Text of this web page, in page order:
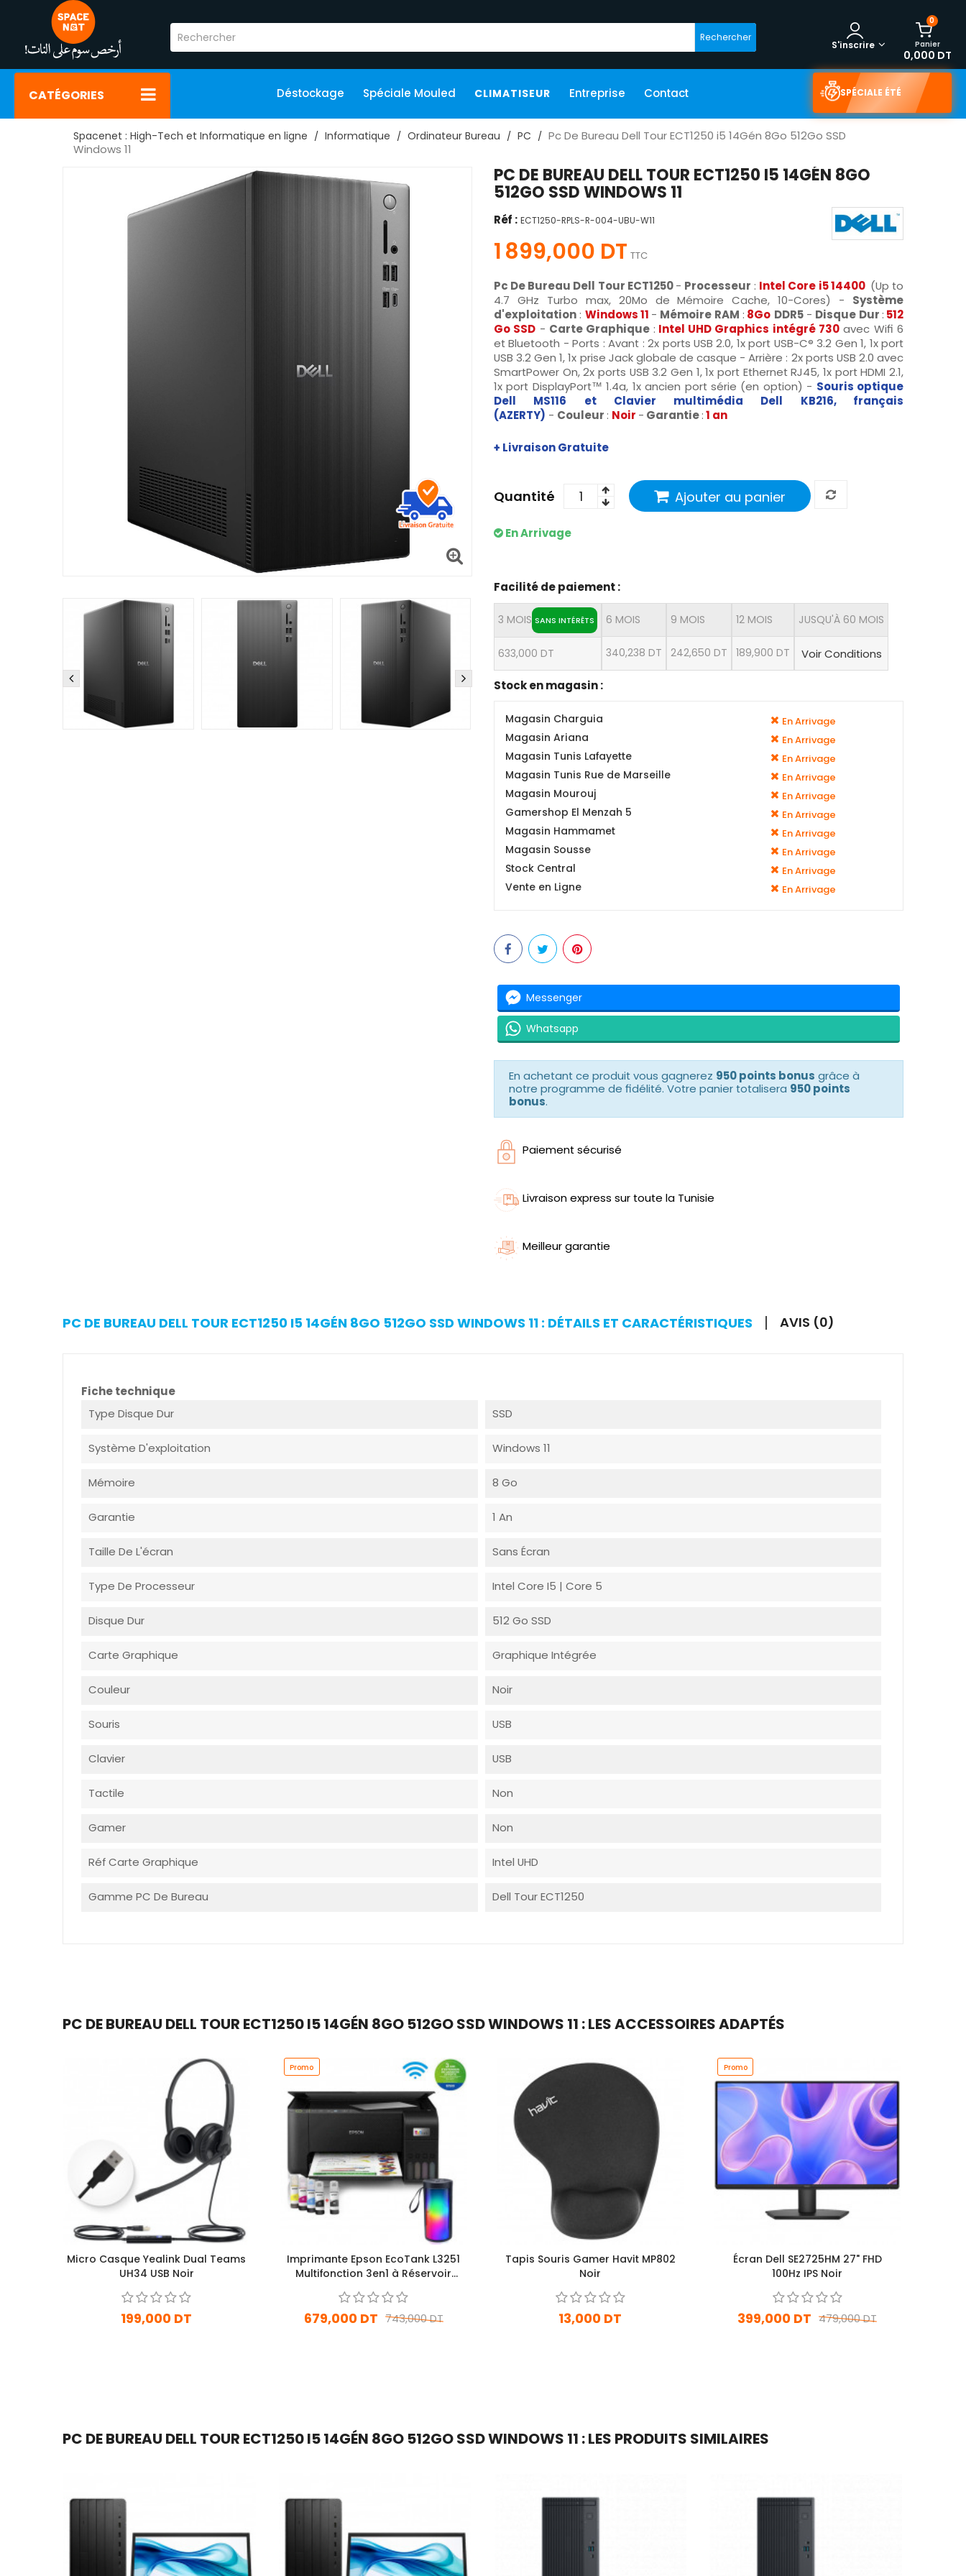
Rechercher
0
Panier
0,000 DT
S'inscrire
CATÉGORIES Déstockage Spéciale Mouled CLIMATISEUR Entreprise Contact SPÉCIALE ÉTÉ
Spacenet : High-Tech et Informatique en ligne Informatique Ordinateur Bureau PC
Pc De Bureau Dell Tour ECT1250 i5 14Gén 8Go 512Go SSD
Windows 11
PC DE BUREAU DELL TOUR ECT1250 I5 14GÉN 8GO
512GO SSD WINDOWS 11
Réf : ECT1250-RPLS-R-004-UBU-W11
1 899,000 DT TTC
Pc De Bureau Dell Tour ECT1250- Processeur : Intel Core i5 14400 (Up to
4.7 GHz Turbo max, 20Mo de Mémoire Cache, 10-Cores) - Système
d'exploitation : Windows 11 - Mémoire RAM : 8Go DDR5- Disque Dur : 512
Go SSD - Carte Graphique : Intel UHD Graphics intégré 730 avec Wifi 6
et Bluetooth - Ports : Avant : 2x ports USB 2.0, 1x port USB-C® 3.2 Gen 1, 1x port
USB 3.2 Gen 1, 1x prise Jack globale de casque - Arrière : 2x ports USB 2.0 avec
SmartPower On, 2x ports USB 3.2 Gen 1, 1x port Ethernet RJ45, 1x port HDMI 2.1,
1x port DisplayPort™ 1.4a, 1x ancien port série (en option) - Souris optique
Dell MS116 et Clavier multimédia Dell KB216, français
(AZERTY) - Couleur : Noir - Garantie:1 an
+ Livraison Gratuite
Quantité Ajouter au panier
En Arrivage
Facilité de paiement :
3 MOIS SANS INTÉRÊTS
633,000 DT
6 MOIS
340,238 DT
9 MOIS
242,650 DT
12 MOIS
189,900 DT
JUSQU'À 60 MOIS
Voir Conditions
Stock en magasin :
Magasin Charguia En Arrivage
Magasin Ariana En Arrivage
Magasin Tunis Lafayette En Arrivage
Magasin Tunis Rue de Marseille En Arrivage
Magasin Mourouj En Arrivage
Gamershop El Menzah 5 En Arrivage
Magasin Hammamet En Arrivage
Magasin Sousse En Arrivage
Stock Central En Arrivage
Vente en Ligne En Arrivage
Messenger
Whatsapp
En achetant ce produit vous gagnerez 950 points bonus grâce à
notre programme de fidélité. Votre panier totalisera 950 points
bonus.
Paiement sécurisé
Livraison express sur toute la Tunisie
Meilleur garantie
PC DE BUREAU DELL TOUR ECT1250 I5 14GÉN 8GO 512GO SSD WINDOWS 11 : DÉTAILS ET CARACTÉRISTIQUES AVIS (0)
Fiche technique
Type Disque Dur
SSD
Système D'exploitation Windows 11
Mémoire 8 Go
Garantie 1 An
Taille De L'écran Sans Écran
Type De Processeur Intel Core I5 | Core 5
Disque Dur 512 Go SSD
Carte Graphique Graphique Intégrée
Couleur Noir
Souris USB
Clavier USB
Tactile Non
Gamer Non
Réf Carte Graphique Intel UHD
Gamme PC De Bureau Dell Tour ECT1250
PC DE BUREAU DELL TOUR ECT1250 I5 14GÉN 8GO 512GO SSD WINDOWS 11 : LES ACCESSOIRES ADAPTÉS
Micro Casque Yealink Dual Teams
UH34 USB Noir
199,000 DT
Promo
Imprimante Epson EcoTank L3251
Multifonction 3en1 à Réservoir
Intégré Couleur A4 Wifi
(C11CJ67409)
743,000 DT
679,000 DT
Tapis Souris Gamer Havit MP802
Noir
13,000 DT
Promo
Écran Dell SE2725HM 27" FHD
100Hz IPS Noir
479,000 DT
399,000 DT
PC DE BUREAU DELL TOUR ECT1250 I5 14GÉN 8GO 512GO SSD WINDOWS 11 : LES PRODUITS SIMILAIRES